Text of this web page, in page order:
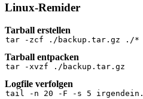
Linux-Remider
Tarball erstellen
tar -zcf ./backup.tar.gz ./*
Tarball entpacken
tar -xvzf ./backup.tar.gz
Logfile verfolgen
tail -n 20 -F -s 5